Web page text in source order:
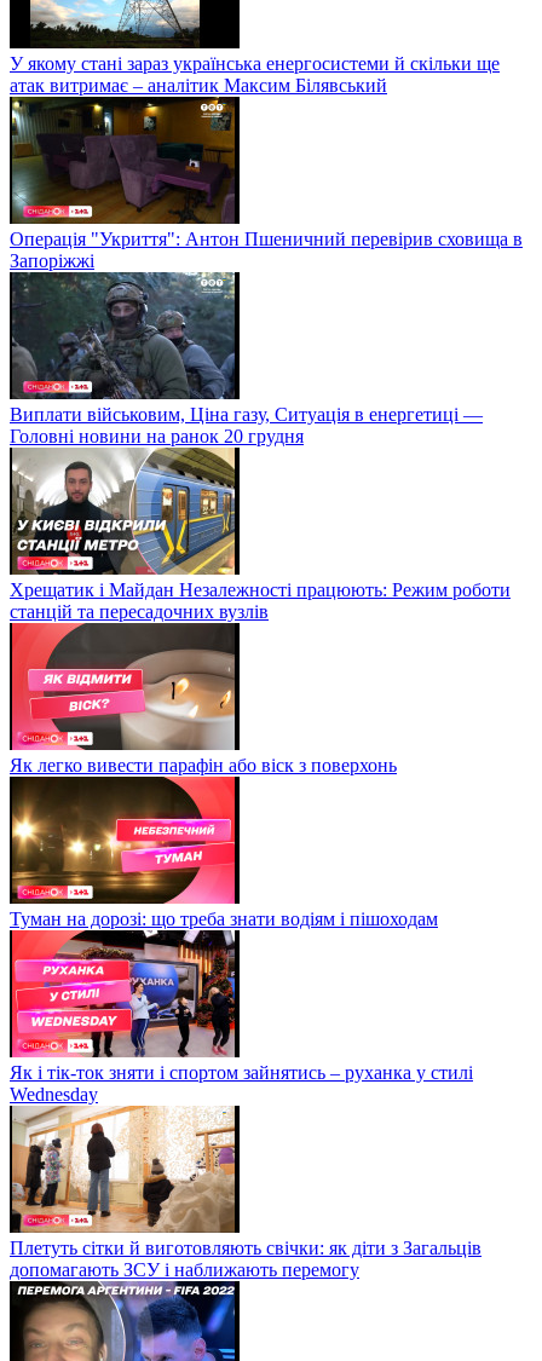
У якому стані зараз українська енергосистеми й скільки ще
атак витримає – аналітик Максим Білявський
Операція "Укриття": Антон Пшеничний перевірив сховища в
Запоріжжі
Виплати військовим, Ціна газу, Ситуація в енергетиці —
Головні новини на ранок 20 грудня
Хрещатик і Майдан Незалежності працюють: Режим роботи
станцій та пересадочних вузлів
Як легко вивести парафін або віск з поверхонь
Туман на дорозі: що треба знати водіям і пішоходам
Як і тік-ток зняти і спортом зайнятись – руханка у стилі
Wednesday
Плетуть сітки й виготовляють свічки: як діти з Загальців
допомагають ЗСУ і наближають перемогу